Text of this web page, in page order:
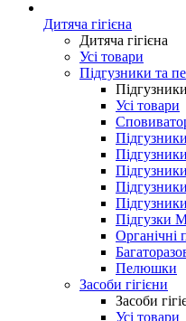
Дитяча гігієна
Дитяча гігієна
Усі товари
Підгузники та
Усі товари
Підгузки
Органічні
Пелюшки
Засоби гігієни
Засоби
Усі товари